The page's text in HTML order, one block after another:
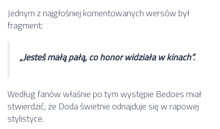
Jednym z najgłośniej komentowanych wersów był
fragment:
„Jesteś małą pałą, co honor widziała w kinach”.
Według fanów właśnie po tym występie Bedoes miał
stwierdzić, że Doda świetnie odnajduje się w rapowej
stylistyce.